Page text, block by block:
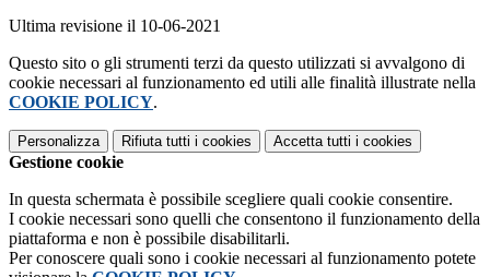
Ultima revisione il 10-06-2021
Questo sito o gli strumenti terzi da questo utilizzati si avvalgono di
cookie necessari al funzionamento ed utili alle finalità illustrate nella
COOKIE POLICY.
Personalizza Rifiuta tutti i cookies Accetta tutti i cookies
Gestione cookie
In questa schermata è possibile scegliere quali cookie consentire.
I cookie necessari sono quelli che consentono il funzionamento della
piattaforma e non è possibile disabilitarli.
Per conoscere quali sono i cookie necessari al funzionamento potete